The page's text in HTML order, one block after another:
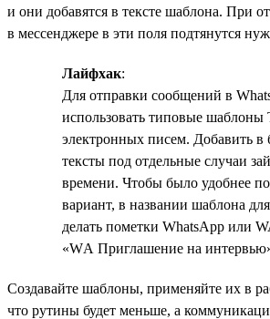
и они добавятся в тексте шаблона. При
в мессенджере в эти поля подтянутся
Лайфхак:
Для отправки сообщений в
использовать типовые шаблоны
электронных писем. Добавить в
тексты под отдельные случаи
времени. Чтобы было удобнее
вариант, в названии шаблона
делать пометки WhatsApp или
«WА Приглашение на
Создавайте шаблоны, применяйте их в
что рутины будет меньше, а